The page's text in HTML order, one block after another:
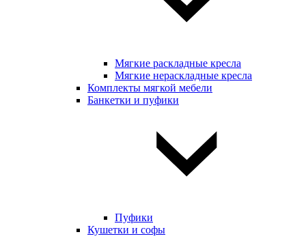
Мягкие раскладные кресла
Мягкие нераскладные кресла
Комплекты мягкой мебели
Банкетки и пуфики
Пуфики
Кушетки и софы